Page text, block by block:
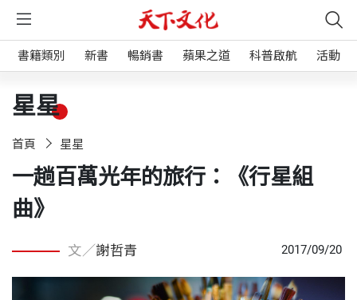
書籍類別 新書 暢銷書 蘋果之道 科普啟航 活動
星星
首頁 星星
一趟百萬光年的旅行：《行星組
曲》
文／謝哲青 2017/09/20